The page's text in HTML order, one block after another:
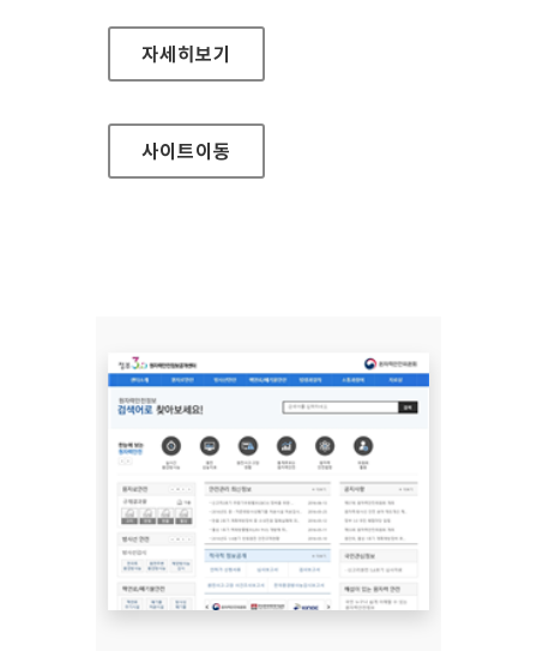
LG LIFEGRAM 대표 홈페이지
자세히보기
사이트이동